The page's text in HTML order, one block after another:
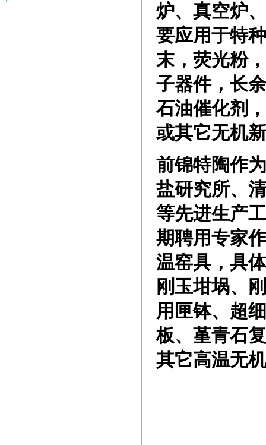
炉、真空炉
要应用于特
末，荧光粉
子器件，长
石油催化剂
或其它无机
前锦特陶作
盐研究所、
等先进生产
期聘用专家
温窑具，具
刚玉坩埚、
用匣钵、超
板、堇青石
其它高温无